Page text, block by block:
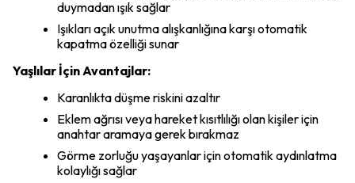
duymadan ışık sağlar
Işıkları açık unutma alışkanlığına karşı otomatik
kapatma özelliği sunar
Yaşlılar İçin Avantajlar:
Karanlıkta düşme riskini azaltır
Eklem ağrısı veya hareket kısıtlılığı olan kişiler için
anahtar aramaya gerek bırakmaz
Görme zorluğu yaşayanlar için otomatik aydınlatma
kolaylığı sağlar